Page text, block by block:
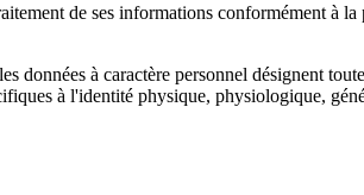
de ses informations conformément à la
données à caractère personnel désignent
à l'identité physique, physiologique,